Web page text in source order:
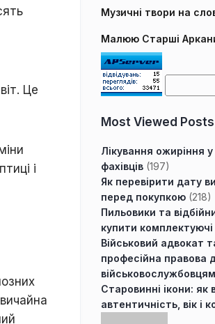
Цe
і
Музичні твори на
Малюю Старші
Most Viewed Posts
Лікування ожиріння
фахівців (197)
Як перевірити дату
перед покупкою (218)
Пильовики та
купити комплектуючі
Військовий адвокат
професійна правова
військовослужбовцям
Старовинні ікони: як
автентичність, вік і